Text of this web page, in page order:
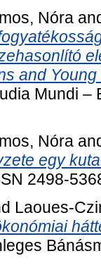
Nóra
and
Mundi –
Nóra
egy
2498-
Laoues-